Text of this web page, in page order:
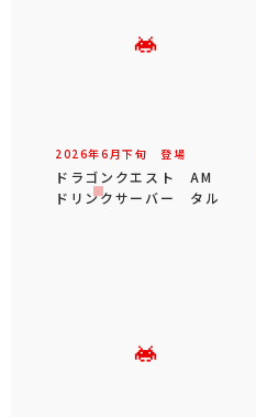
2026年6 月下旬 登場
ドラゴンクエスト AM
ドリンクサーバー タル